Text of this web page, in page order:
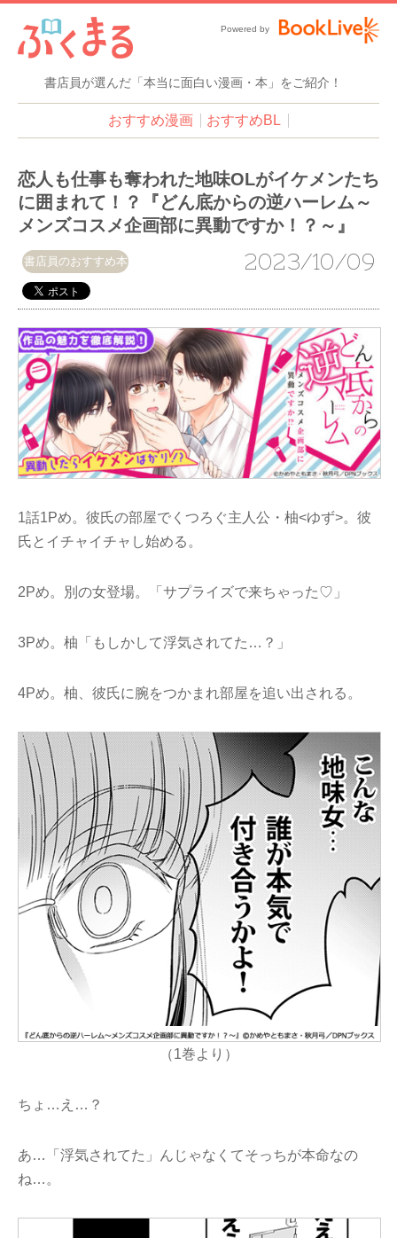
書店員が選んだ「本当に面白い漫画・本」をご紹介！
Powered by
おすすめ漫画 おすすめBL
恋人も仕事も奪われた地味OLがイケメンたち
に囲まれて！？『どん底からの逆ハーレム～
メンズコスメ企画部に異動ですか！？～』
書店員のおすすめ本 2023/10/09
1話1Pめ。彼氏の部屋でくつろぐ主人公・柚<ゆず>。彼
氏とイチャイチャし始める。
2Pめ。別の女登場。「サプライズで来ちゃった♡」
3Pめ。柚「もしかして浮気されてた…？」
4Pめ。柚、彼氏に腕をつかまれ部屋を追い出される。
（1巻より）
ちょ…え…？
あ…「浮気されてた」んじゃなくてそっちが本命なの
ね…。